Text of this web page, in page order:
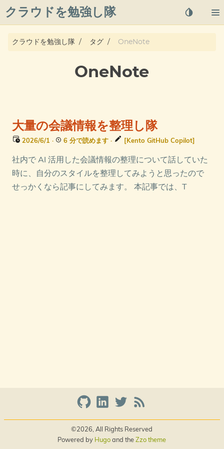
クラウドを勉強し隊
About
azure overview
タグ
クラウドを勉強し隊 タグ OneNote
OneNote
大量の会議情報を整理し隊
2026/6/1 · 6 分で読めます · [Kento GitHub Copilot]
社内で AI 活用した会議情報の整理について話していた
時に、自分のスタイルを整理してみようと思ったので
せっかくなら記事にしてみます。 本記事では、T
©2026, All Rights Reserved
Powered by Hugoand theZzo theme